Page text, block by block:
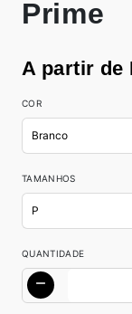
Prime
A partir de
COR
TAMANHOS
QUANTIDADE